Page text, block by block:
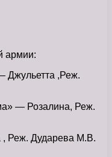
армии:
Джульетта ,Реж.
— Розалина, Реж.
Реж. Дударева М.В.